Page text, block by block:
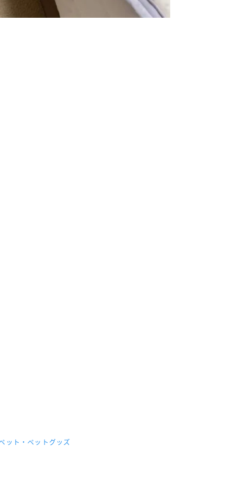
ット・ペットグッズ